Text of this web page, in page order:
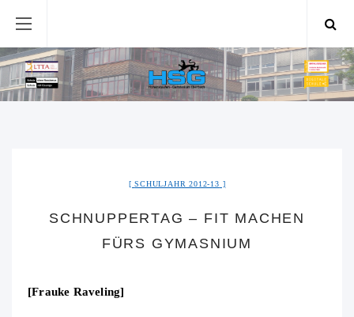
SCHULJAHR 2012-13
SCHNUPPERTAG – FIT MACHEN
FÜRS GYMASNIUM
[Frauke Raveling]